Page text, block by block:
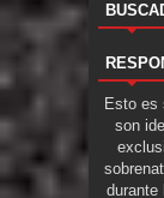
Esto es
son
durante